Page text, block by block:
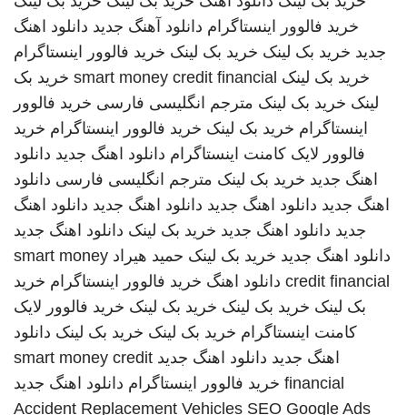
خرید فالوور اینستاگرام دانلود آهنگ جدید دانلود اهنگ
جدید خرید بک لینک خرید بک لینک خرید فالوور اینستاگرام
خرید بک لینک smart money credit financial خرید بک
لینک خرید بک لینک مترجم انگلیسی فارسی خرید فالوور
اینستاگرام خرید بک لینک خرید فالوور اینستاگرام خرید
فالوور لایک کامنت اینستاگرام دانلود اهنگ جدید دانلود
اهنگ جدید خرید بک لینک مترجم انگلیسی فارسی دانلود
اهنگ جدید دانلود اهنگ جدید دانلود اهنگ جدید دانلود اهنگ
جدید دانلود اهنگ جدید خرید بک لینک دانلود اهنگ جدید
دانلود اهنگ جدید خرید بک لینک حمید هیراد smart money
credit financial دانلود اهنگ خرید فالوور اینستاگرام خرید
بک لینک خرید بک لینک خرید بک لینک خرید فالوور لایک
کامنت اینستاگرام خرید بک لینک خرید بک لینک دانلود
اهنگ جدید دانلود اهنگ جدید smart money credit
financial خرید فالوور اینستاگرام دانلود اهنگ جدید
Accident Replacement Vehicles SEO Google Ads